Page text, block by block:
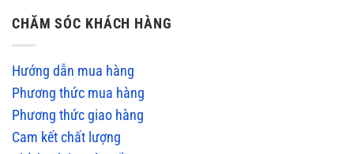
CHĂM SÓC KHÁCH HÀNG
Hướng dẫn mua hàng
Phương thức mua hàng
Phương thức giao hàng
Cam kết chất lượng